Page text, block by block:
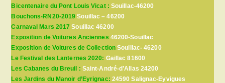
Bicentenaire du Pont Louis Vicat : Souillac-46200
Bouchons-RN20-2019Souillac – 46200
Carnaval Mars 2017 Souillac 46200
Exposition de Voitures Anciennes 46200-Souillac
Exposition de Voitures de Collection Souillac- 46200
Le Festival des Lanternes 2020: Gaillac 81600
Les Cabanes du Breuil : Saint-André-d’Allas 24200
Les Jardins du Manoir d’Eyrignac: 24590 Salignac-Eyvigues